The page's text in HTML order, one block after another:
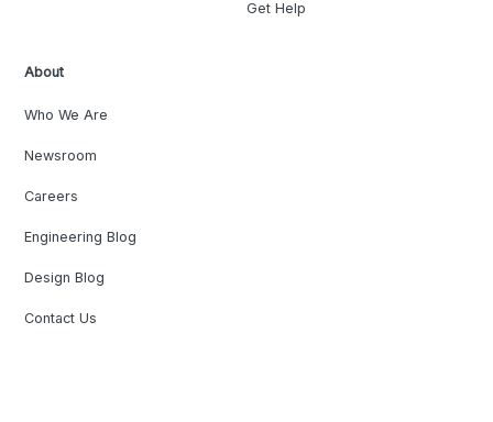
Get Help
About
Who We Are
Newsroom
Careers
Engineering Blog
Design Blog
Contact Us